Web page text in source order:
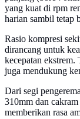
yang kuat di rpm
harian sambil tetap
Rasio kompresi
dirancang untuk
kecepatan ekstrem.
juga mendukung
Dari segi
310mm dan
memberikan rasa